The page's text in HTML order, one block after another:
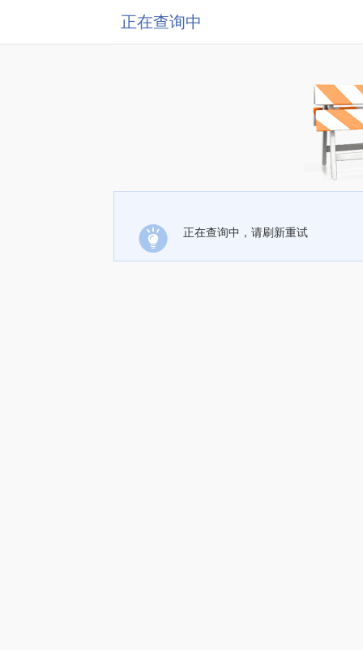
正在查询中
正在查询中，请刷新重试